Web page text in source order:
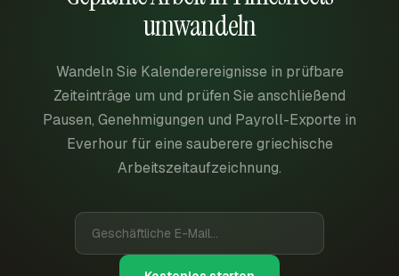
umwandeln
Wandeln Sie Kalenderereignisse in prüfbare
Zeiteinträge um und prüfen Sie anschließend
Pausen, Genehmigungen und Payroll-Exporte in
Everhour für eine sauberere griechische
Arbeitszeitaufzeichnung.